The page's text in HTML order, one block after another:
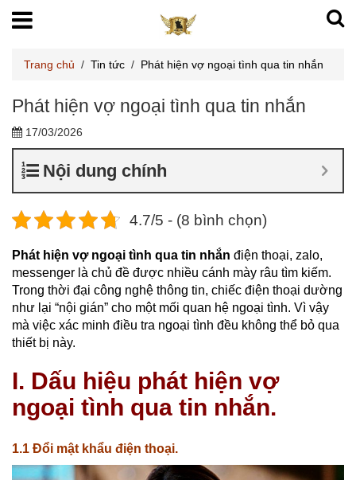
Trang chủ / Tin tức / Phát hiện vợ ngoại tình qua tin nhắn
Phát hiện vợ ngoại tình qua tin nhắn
17/03/2026
Nội dung chính
4.7/5 - (8 bình chọn)
Phát hiện vợ ngoại tình qua tin nhắn điện thoại, zalo,
messenger là chủ đề được nhiều cánh mày râu tìm kiếm.
Trong thời đại công nghệ thông tin, chiếc điện thoại dường
như lại “nội gián” cho một mối quan hệ ngoại tình. Vì vậy
mà việc xác minh điều tra ngoại tình đều không thể bỏ qua
thiết bị này.
I. Dấu hiệu phát hiện vợ
ngoại tình qua tin nhắn.
1.1 Đổi mật khẩu điện thoại.